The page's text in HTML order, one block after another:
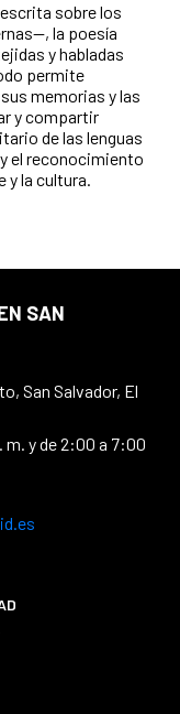
sobre los
la poesía
y habladas
permite
memorias y las
y compartir
de las lenguas
el reconocimiento
y la cultura.
SAN
San Salvador, El
m. y de 2:00 a 7:00